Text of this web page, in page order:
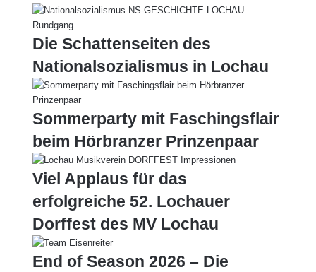
Die Schattenseiten des
Nationalsozialismus in Lochau
Sommerparty mit Faschingsflair
beim Hörbranzer Prinzenpaar
Viel Applaus für das
erfolgreiche 52. Lochauer
Dorffest des MV Lochau
End of Season 2026 – Die